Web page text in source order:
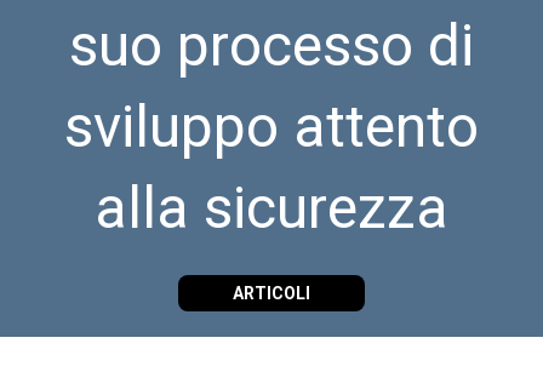
suo processo di
sviluppo attento
alla sicurezza
ARTICOLI